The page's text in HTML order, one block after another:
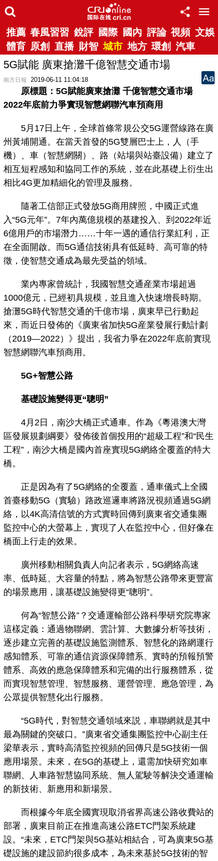
推薦 春風習習 銳評 國際 國內 評論 視頻 文娛
體育 原創 直播 財智 城市 地方 環創 汽車
5G賦能 廣東搶灘千億智慧交通市場
南方日報 2019-06-11 11:04:18
原標題：5G賦能廣東搶灘 千億智慧交通市場
2022年底前力爭實現智慧網聯汽車預商用
5月17日上午，全球首條常規公交5G運營線路在廣
州黃埔開通。在當天首發的5G雙層巴士上，人（手
機）、車（智慧網關）、路（站場與站臺設備）建立了
相互短程感知和協同工作的系統，並在此基礎上衍生出
相比4G更加精細化的管理及服務。
隨著工信部正式發放5G商用牌照，中國正式進
入“5G元年”。7年內萬億規模的基建投入、到2022年近
6億用戶的市場潛力……十年一遇的通信行業紅利，正
在全面開啟。而5G通信技術具有低延時、高可靠的特
徵，使智慧交通成為最先受益的領域。
業內專家曾統計，我國智慧交通産業市場超過
1000億元，已經初具規模，並且進入快速增長時期。
搶灘5G時代智慧交通的千億市場，廣東早已行動起
來，而近日發佈的《廣東省加快5G産業發展行動計劃
（2019—2022）》提出，我省力爭在2022年底前實現
智慧網聯汽車預商用。
5G+智慧公路
基礎設施變得更“聰明”
4月2日，南沙大橋正式通車。作為《粵港澳大灣
區發展規劃綱要》發佈後首個投用的“超級工程”和“民生
工程”，南沙大橋是國內首座實現5G網絡全覆蓋的特大
橋。
正是因為有了5G網絡的全覆蓋，通車儀式上全國
首臺移動5G（實驗）路政巡邏車將路況視頻通過5G網
絡，以4K高清信號的方式實時回傳到廣東省交通集團
監控中心的大螢幕上，實現了人在監控中心，但好像在
橋面上行走的效果。
廣州移動相關負責人向記者表示，5G網絡高速
率、低時延、大容量的特點，將為智慧公路帶來更豐富
的場景應用，讓基礎設施變得更“聰明”。
何為“智慧公路”？交通運輸部公路科學研究院專家
這樣定義：通過物聯網、雲計算、大數據分析等技術，
逐步建立完善的基礎設施監測體系、智慧化的路網運行
感知體系、可靠的通信資源保障體系、實時的預報預警
體系、高效的應急保障體系和完備的出行服務體系，從
而實現智慧管理、智慧服務、運營管理、應急管理，為
公眾提供智慧化出行服務。
“5G時代，對智慧交通領域來説，車聯網就是其中
最為關鍵的突破口。”廣東省交通集團監控中心副主任
梁華表示，實時高清監控視頻的回傳只是5G技術一個
應用場景。未來，在5G的基礎上，還需加快研究如車
聯網、人車路智慧協同系統、無人駕駛等解決交通運輸
的新技術、新應用和新場景。
而根據今年底全國實現取消省界高速公路收費站的
部署，廣東目前正在推進高速公路ETC門架系統建
設。“未來，ETC門架與5G基站相結合，可為廣東5G基
礎設施的建設節約很多成本，為未來基於5G技術的智